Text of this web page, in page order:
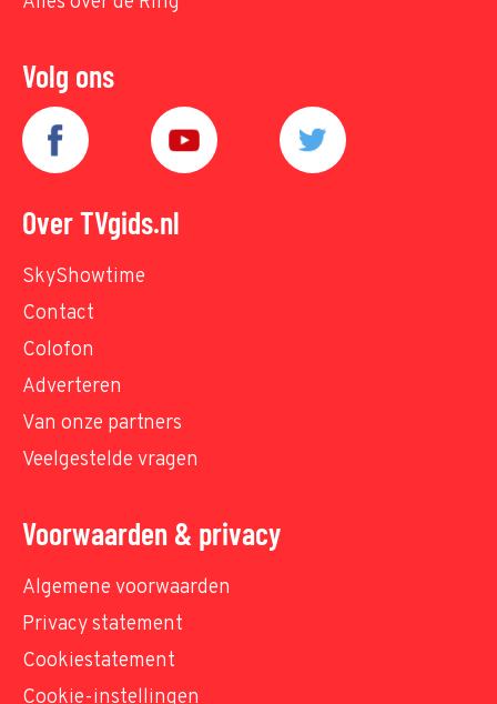
Volg ons
Over TVgids.nl
SkyShowtime
Contact
Colofon
Adverteren
Van onze partners
Veelgestelde vragen
Voorwaarden & privacy
Algemene voorwaarden
Privacy statement
Cookiestatement
Cookie-instellingen